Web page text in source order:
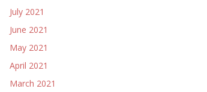
July 2021
June 2021
May 2021
April 2021
March 2021